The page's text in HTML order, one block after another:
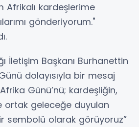
Afrikalı kardeşlerime
gönderiyorum."
İletişim Başkanı Burhanettin
dolayısıyla bir mesaj
Günü’nü; kardeşliğin,
ortak geleceğe duyulan
sembolü olarak görüyoruz”